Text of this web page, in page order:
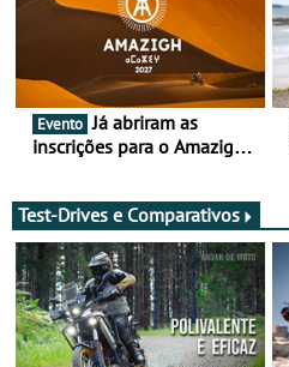
Evento Já abriram as
inscrições para o Amazigh
maio - The ultimate
experience in Morocco
Test-Drives e Comparativos